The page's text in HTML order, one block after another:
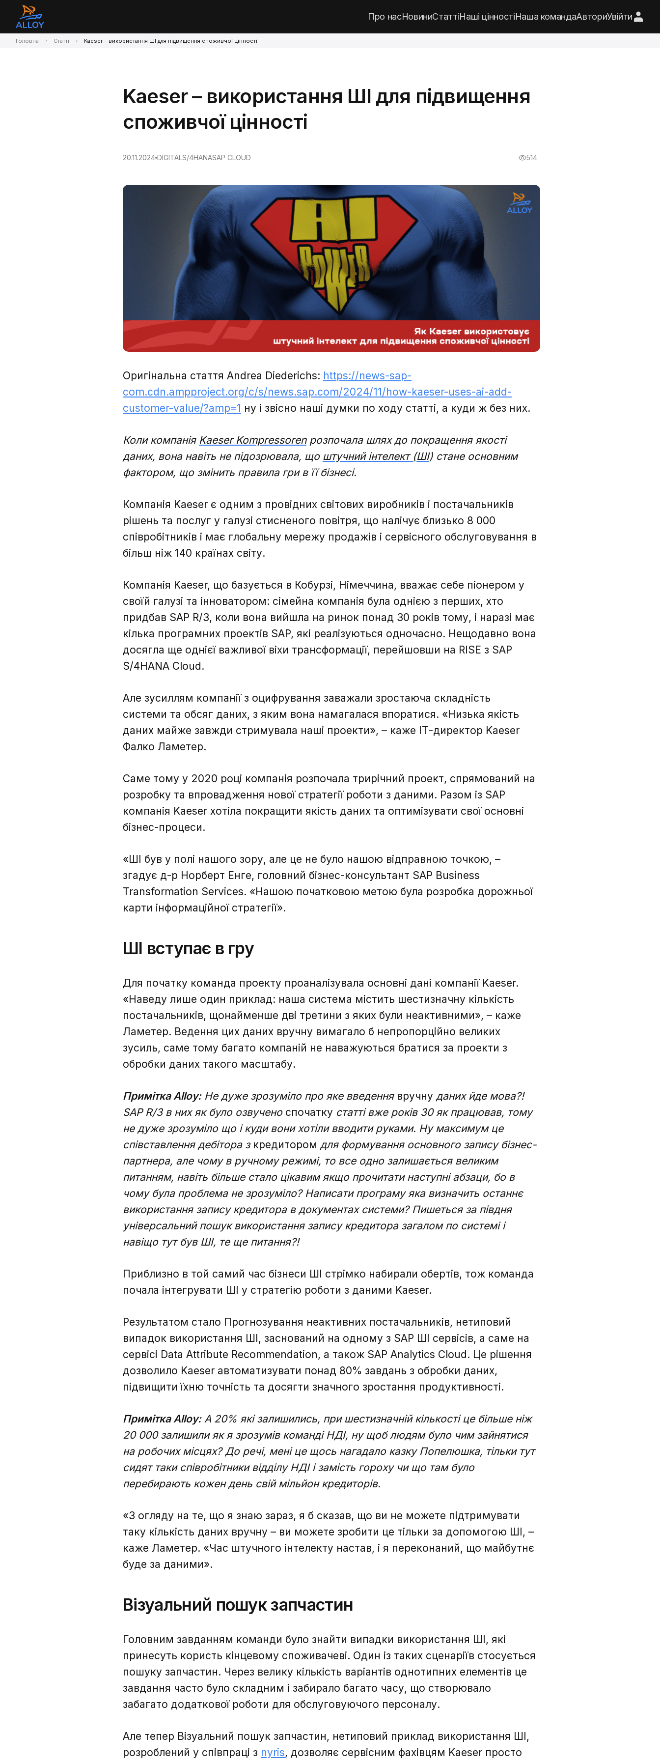
Про насНовиниСтаттіНаші цінностіНаша командаАвториУвійти
Головна Статті Kaeser – використання ШІ для підвищення споживчої цінності
Kaeser – використання ШІ для підвищення
споживчої цінності
20.11.2024 DIGITALS/4HANASAP CLOUD 514
Оригінальна стаття Andrea Diederichs: https://news-sap-
com.cdn.ampproject.org/c/s/news.sap.com/2024/11/how-kaeser-uses-ai-add-
customer-value/?amp=1 ну і звісно наші думки по ходу статті, а куди ж без них.
Коли компанія Kaeser Kompressorenрозпочала шлях до покращення якості
даних, вона навіть не підозрювала, що штучний інтелект (ШІ) стане основним
фактором, що змінить правила гри в її бізнесі.
Компанія Kaeser є одним з провідних світових виробників і постачальників
рішень та послуг у галузі стисненого повітря, що налічує близько 8 000
співробітників і має глобальну мережу продажів і сервісного обслуговування в
більш ніж 140 країнах світу.
Компанія Kaeser, що базується в Кобурзі, Німеччина, вважає себе піонером у
своїй галузі та інноватором: сімейна компанія була однією з перших, хто
придбав SAP R/3, коли вона вийшла на ринок понад 30 років тому, і наразі має
кілька програмних проектів SAP, які реалізуються одночасно. Нещодавно вона
досягла ще однієї важливої віхи трансформації, перейшовши на RISE з SAP
S/4HANA Cloud.
Але зусиллям компанії з оцифрування заважали зростаюча складність
системи та обсяг даних, з яким вона намагалася впоратися. «Низька якість
даних майже завжди стримувала наші проекти», – каже ІТ-директор Kaeser
Фалко Ламетер.
Саме тому у 2020 році компанія розпочала трирічний проект, спрямований на
розробку та впровадження нової стратегії роботи з даними. Разом із SAP
компанія Kaeser хотіла покращити якість даних та оптимізувати свої основні
бізнес-процеси.
«ШІ був у полі нашого зору, але це не було нашою відправною точкою, –
згадує д-р Норберт Енге, головний бізнес-консультант SAP Business
Transformation Services. «Нашою початковою метою була розробка дорожньої
карти інформаційної стратегії».
ШІ вступає в гру
Для початку команда проекту проаналізувала основні дані компанії Kaeser.
«Наведу лише один приклад: наша система містить шестизначну кількість
постачальників, щонайменше дві третини з яких були неактивними», – каже
Ламетер. Ведення цих даних вручну вимагало б непропорційно великих
зусиль, саме тому багато компаній не наважуються братися за проекти з
обробки даних такого масштабу.
Примітка Alloy: Не дуже зрозуміло про яке введення вручну даних йде мова?!
SAP R/3 в них як було озвучено спочатку статті вже років 30 як працював, тому
не дуже зрозуміло що і куди вони хотіли вводити руками. Ну максимум це
співставлення дебітора з кредитором для формування основного запису бізнес-
партнера, але чому в ручному режимі, то все одно залишається великим
питанням, навіть більше стало цікавим якщо прочитати наступні абзаци, бо в
чому була проблема не зрозуміло? Написати програму яка визначить останнє
використання запису кредитора в документах системи? Пишеться за півдня
універсальний пошук використання запису кредитора загалом по системі і
навіщо тут був ШІ, те ще питання?!
Приблизно в той самий час бізнеси ШІ стрімко набирали обертів, тож команда
почала інтегрувати ШІ у стратегію роботи з даними Kaeser.
Результатом стало Прогнозування неактивних постачальників, нетиповий
випадок використання ШІ, заснований на одному з SAP ШІ сервісів, а саме на
сервісі Data Attribute Recommendation, а також SAP Analytics Cloud. Це рішення
дозволило Kaeser автоматизувати понад 80% завдань з обробки даних,
підвищити їхню точність та досягти значного зростання продуктивності.
Примітка Alloy: А 20% які залишились, при шестизначній кількості це більше ніж
20 000 залишили як я зрозумів команді НДІ, ну щоб людям було чим зайнятися
на робочих місцях? До речі, мені це щось нагадало казку Попелюшка, тільки тут
сидят таки співробітники відділу НДІ і замість гороху чи що там було
перебирають кожен день свій мільйон кредиторів.
«З огляду на те, що я знаю зараз, я б сказав, що ви не можете підтримувати
таку кількість даних вручну – ви можете зробити це тільки за допомогою ШІ, –
каже Ламетер. «Час штучного інтелекту настав, і я переконаний, що майбутнє
буде за даними».
Візуальний пошук запчастин
Головним завданням команди було знайти випадки використання ШІ, які
принесуть користь кінцевому споживачеві. Один із таких сценаріїв стосується
пошуку запчастин. Через велику кількість варіантів однотипних елементів це
завдання часто було складним і забирало багато часу, що створювало
забагато додаткової роботи для обслуговуючого персоналу.
Але тепер Візуальний пошук запчастин, нетиповий приклад використання ШІ,
розроблений у співпраці з nyris, дозволяє сервісним фахівцям Kaeser просто
Зворотній зв'язок
Зворотній зв'язок
Дякую, ваше
повідомлення надіслано.